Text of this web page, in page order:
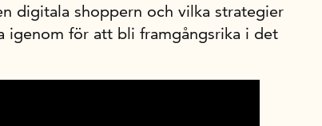
digitala shoppern och vilka strategier
igenom för att bli framgångsrika i det